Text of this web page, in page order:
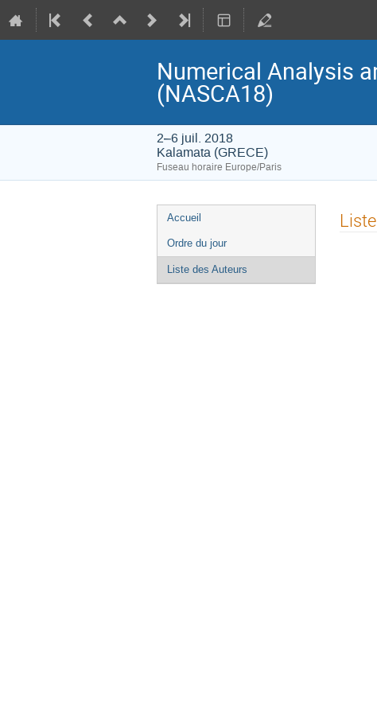
Numerical Analysis
(NASCA18)
2–6 juil. 2018
Kalamata (GRECE)
Fuseau horaire Europe/Paris
Menu
de
l'événement
Accueil
Ordre du jour
Liste des Auteurs